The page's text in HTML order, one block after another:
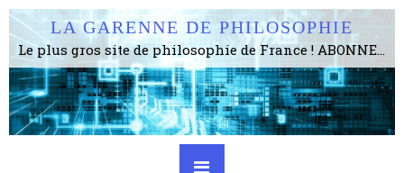
LA GARENNE DE PHILOSOPHIE
Le plus gros site de philosophie de France ! ABONNEZ-VOUS ! 4115 Articles, 1634 abonné·e·s, depuis 2006 . . . . . . . . 2 852 214 pages vues jusqu'à présent. Prestance et être apte à un plus grand nombre de choses.